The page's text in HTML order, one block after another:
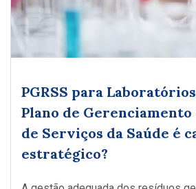
PGRSS para
Plano de Gerenciamento
de Serviços da Saúde é
estratégico?